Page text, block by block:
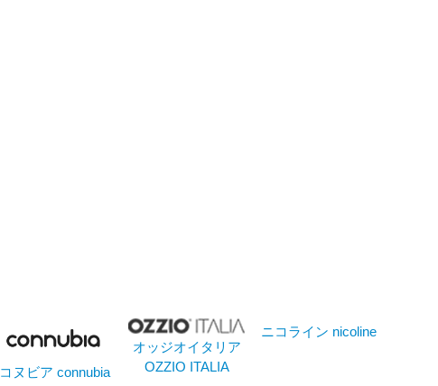
コヌビア connubia
オッジオイタリア
OZZIO ITALIA
ニコライン nicoline